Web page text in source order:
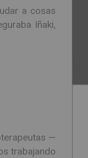
a cosas
Iñaki,
—
trabajando